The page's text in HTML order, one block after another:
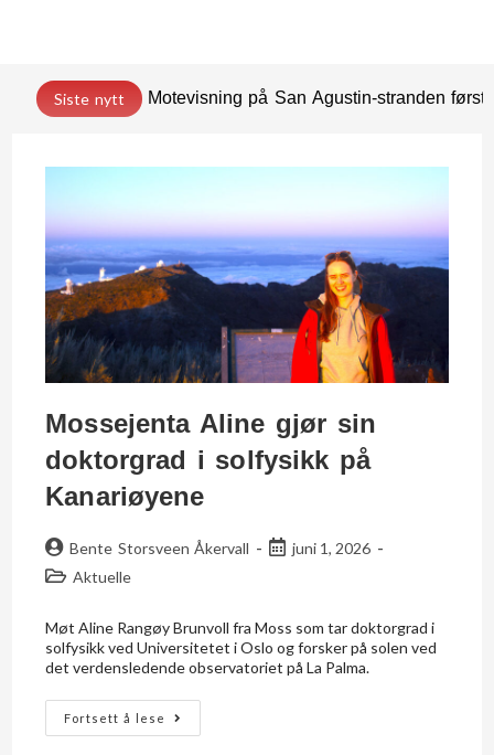
Siste nytt Motevisning på San Agustin-stranden
Mossejenta Aline gjør sin
doktorgrad i solfysikk på
Kanariøyene
Bente Storsveen Åkervall
juni 1, 2026
Aktuelle
Møt Aline Rangøy Brunvoll fra Moss som tar doktorgrad i
solfysikk ved Universitetet i Oslo og forsker på solen ved
det verdensledende observatoriet på La Palma.
Fortsett å lese